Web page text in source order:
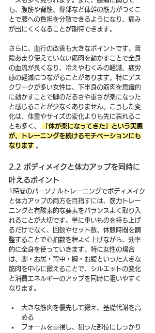
も、腹筋や背筋、臀部など体幹の筋力がつくこ
とで腰への負担を分散できるようになり、痛み
が出にくくなることが期待できます。
さらに、血行の改善も大きなポイントです。普
段あまり使えていない筋肉を動かすことで全身
の血流が良くなり、冷えやむくみの軽減、疲労
感の軽減につながることがあります。特にデス
クワークが多い女性は、下半身の筋肉を意識的
に動かすことで脚のだるさや重さが楽になった
と感じることが少なくありません。こうした変
化は、体重やサイズの変化よりも先に表れるこ
とも多く、
「体が楽になってきた」という実感
が、トレーニングを続けるモチベーションにも
なります 。
2.2 ボディメイクと体力アップを同時に
叶えるポイント
1時間のパーソナルトレーニングでボディメイク
と体力アップの両方を目指すには、筋力トレー
ニングと有酸素的な要素をバランスよく取り入
れることが大切です。単に重いものを持ち上げ
るだけでなく、回数やセット数、休憩時間を調
整することで心拍数を程よく上げながら、効率
的に全身を使っていきます。特に女性の場合
は、脚・お尻・背中・胸・お腹といった大きな
筋肉を中心に鍛えることで、シルエットの変化
と消費エネルギーのアップを同時に狙いやすく
なります。
大きな筋肉を優先して鍛え、基礎代謝を高
める
フォームを重視し、狙った部位にしっかり